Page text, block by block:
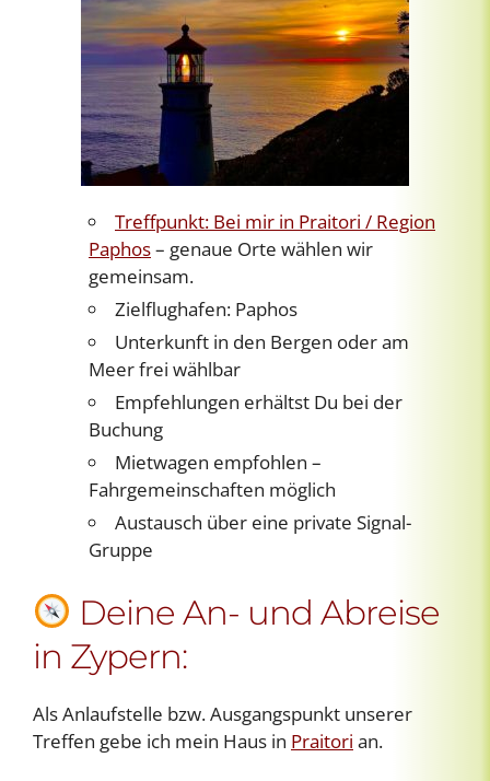
Treffpunkt: Bei mir in Praitori / Region
Paphos– genaue Orte wählen wir
gemeinsam.
Zielflughafen: Paphos
Unterkunft in den Bergen oder am
Meer frei wählbar
Empfehlungen erhältst Du bei der
Buchung
Mietwagen empfohlen –
Fahrgemeinschaften möglich
Austausch über eine private Signal-
Gruppe
Deine An- und Abreise
in Zypern:
Als Anlaufstelle bzw. Ausgangspunkt unserer
Treffen gebe ich mein Haus in Praitori an.